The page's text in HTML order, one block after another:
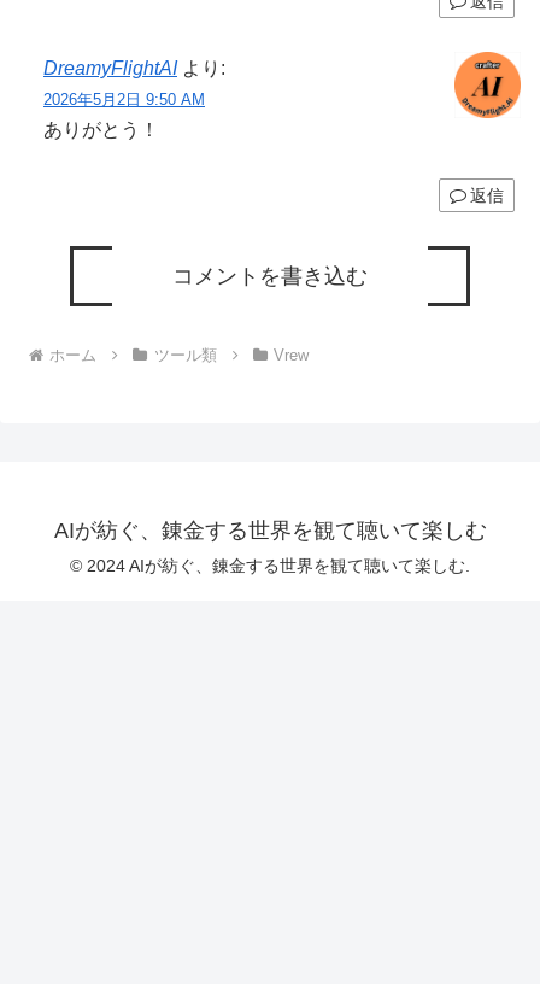
DreamyFlightAI より:
2026年5月2日 9:50 AM
ありがとう！
返信
コメントを書き込む
ホーム ツール類 Vrew
AIが紡ぐ、錬金する世界を観て聴いて楽しむ
© 2024 AIが紡ぐ、錬金する世界を観て聴いて楽しむ.